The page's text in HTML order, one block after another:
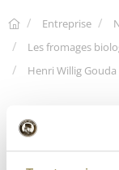
Entreprise
Les fromages
Henri Willig
Henri